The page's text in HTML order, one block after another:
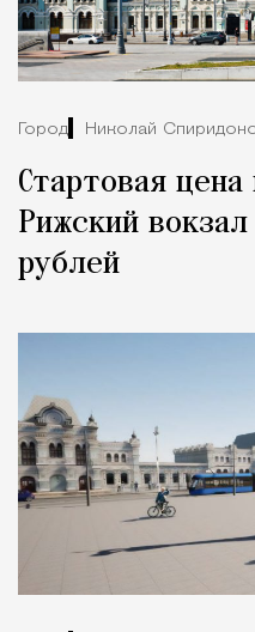
Город Николай
Стартовая
Рижский
рублей